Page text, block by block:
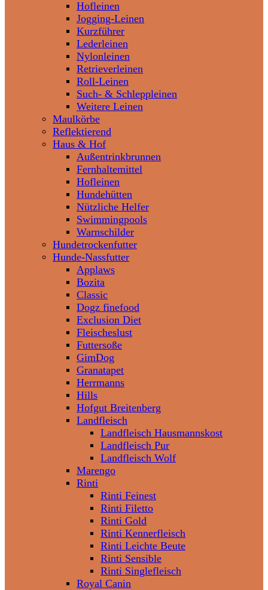
Hofleinen
Jogging-Leinen
Kurzführer
Lederleinen
Nylonleinen
Retrieverleinen
Roll-Leinen
Such- & Schleppleinen
Weitere Leinen
Maulkörbe
Reflektierend
Haus & Hof
Außentrinkbrunnen
Fernhaltemittel
Hofleinen
Hundehütten
Nützliche Helfer
Swimmingpools
Warnschilder
Hundetrockenfutter
Hunde-Nassfutter
Applaws
Bozita
Classic
Dogz finefood
Exclusion Diet
Fleischeslust
Futtersoße
GimDog
Granatapet
Herrmanns
Hills
Hofgut Breitenberg
Landfleisch
Landfleisch Hausmannskost
Landfleisch Pur
Landfleisch Wolf
Marengo
Rinti
Rinti Feinest
Rinti Filetto
Rinti Gold
Rinti Kennerfleisch
Rinti Leichte Beute
Rinti Sensible
Rinti Singlefleisch
Royal Canin